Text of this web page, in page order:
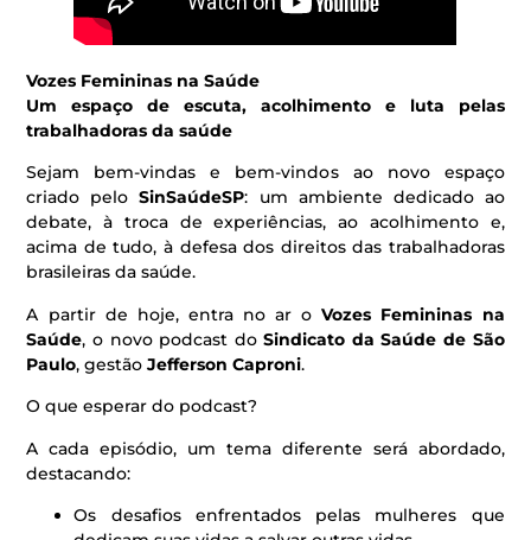
Vozes Femininas na Saúde
Um espaço de escuta, acolhimento e luta pelas
trabalhadoras da saúde
Sejam bem-vindas e bem-vindos ao novo espaço
criado peloSinSaúdeSP: um ambiente dedicado ao
debate, à troca de experiências, ao acolhimento e,
acima de tudo, à defesa dos direitos das trabalhadoras
brasileiras da saúde.
A partir de hoje, entra no ar oVozes Femininas na
Saúde, o novo podcast doSindicato da Saúde de São
Paulo, gestãoJefferson Caproni.
O que esperar do podcast?
A cada episódio, um tema diferente será abordado,
destacando:
Os desafios enfrentados pelas mulheres que